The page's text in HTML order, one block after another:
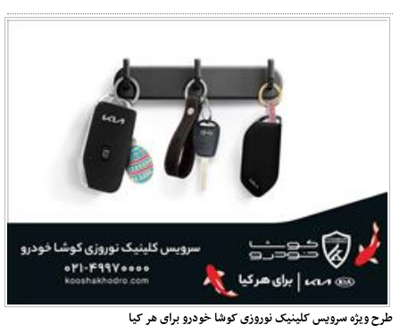
طرح ویژه سرویس کلینیک نوروزی کوشا خودرو برای هر کیا